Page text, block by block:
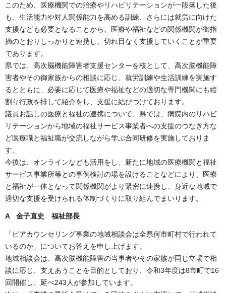
このため、医療機関での治療やリハビリテーションが一段落した後
も、生活能力や対人関係能力を高める訓練、さらには就労に向けた
支援なども必要となることから、医療や福祉などの関係機関が御指
摘のとおりしっかりと連携し、切れ目なく支援していくことが重要
であります。
県では、高次脳機能障害者支援センターを核として、高次脳機能障
害者やその御家族からの相談に応じ、就労訓練や生活訓練を実施す
るとともに、必要に応じて医療や福祉などの適切な専門機関にも縦
割り行政を排して紹介をし、支援に結びつけております。
議員お話しの医療と福祉の連携について、県では、病院内のリハビ
リテーションから地域の福祉サービス事業者への支援のつなぎ方な
ど医療職と福祉職が交流しながら学ぶ合同研修を実施しておりま
す。
今後は、オンラインなども活用をし、新たに地域の医療機関と福祉
サービス事業所等との事例検討の場を設けることなどにより、医療
と福祉が一体となって関係機関がより緊密に連携し、身近な地域で
適切な支援を受けられる体制づくりに取り組んでまいります。
A 金子直史 福祉部長
「ピアカウンセリング事業の地域相談会は全県何市町村で行われて
いるのか」についてお答えを申し上げます。
地域相談会は、高次脳機能障害の当事者やその家族が同じ立場で相
談に応じ、支えあうことを目的としており、令和3年度は8市町で16
回開催し、延べ243人が参加しています。